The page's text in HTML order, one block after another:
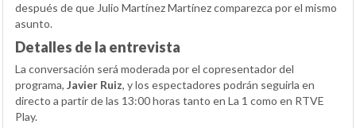
después de que Julio Martínez Martínez comparezca por el mismo
asunto.
Detalles de la entrevista
La conversación será moderada por el copresentador del
programa, Javier Ruiz, y los espectadores podrán seguirla en
directo a partir de las 13:00 horas tanto en La 1 como en RTVE
Play.